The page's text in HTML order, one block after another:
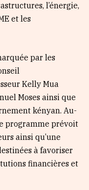
l’énergie,
et les
par les
Kelly Mua
Moses ainsi que
kényan. Au-
programme prévoit
ainsi qu’une
à favoriser
financières et